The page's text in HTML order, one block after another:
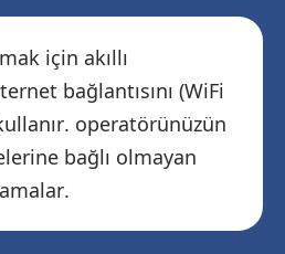
için akıllı
bağlantısını (WiFi
operatörünüzün
bağlı olmayan